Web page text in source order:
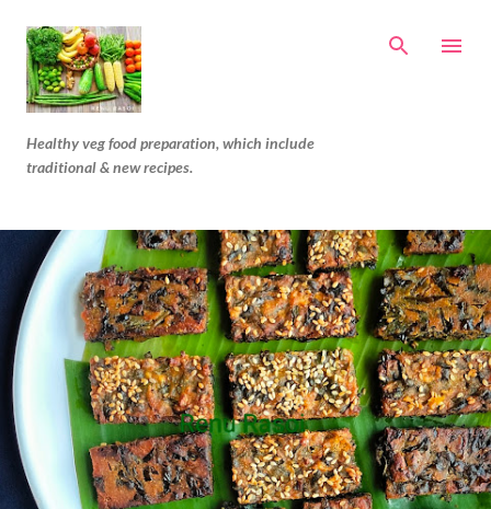
Healthy veg food preparation, which include
traditional & new recipes.